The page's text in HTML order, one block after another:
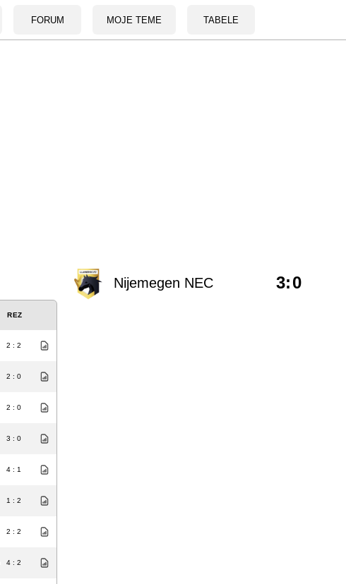
FORUM MOJE TEME TABELE
REZ
2 : 2
2 : 0
2 : 0
3 : 0
4 : 1
1 : 2
2 : 2
4 : 2
Nijemegen NEC 3:0